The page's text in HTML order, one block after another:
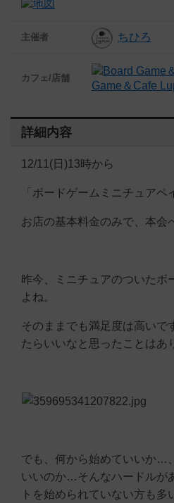
主催者 ちひろ
カフェ/店舗
Game＆Cafe
詳細内容
12/11(日)13時から
「ボードゲームミニチュアペ
お店の基本料金のみで、本会
昨今、ミニチュアのついたボ
よね。
そのままでも満足度は高いで
たらいいなと思ったことはあ
でも、何から始めていいか…
いいのか…そんなハードルが
トを始められていない方も多